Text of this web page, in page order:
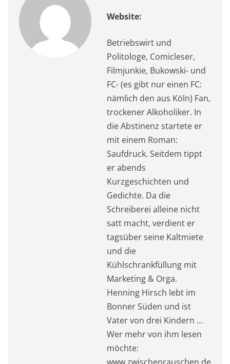
Website:
Betriebswirt und
Politologe, Comicleser,
Filmjunkie, Bukowski- und
FC- (es gibt nur einen FC:
nämlich den aus Köln) Fan,
trockener Alkoholiker. In
die Abstinenz startete er
mit einem Roman:
Saufdruck. Seitdem tippt
er abends
Kurzgeschichten und
Gedichte. Da die
Schreiberei alleine nicht
satt macht, verdient er
tagsüber seine Kaltmiete
und die
Kühlschrankfüllung mit
Marketing & Orga.
Henning Hirsch lebt im
Bonner Süden und ist
Vater von drei Kindern ...
Wer mehr von ihm lesen
möchte: